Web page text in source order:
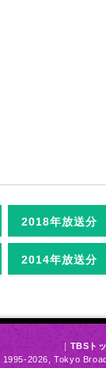
2018年放送分
2014年放送分
｜ TBSト
1995-2026, Tokyo